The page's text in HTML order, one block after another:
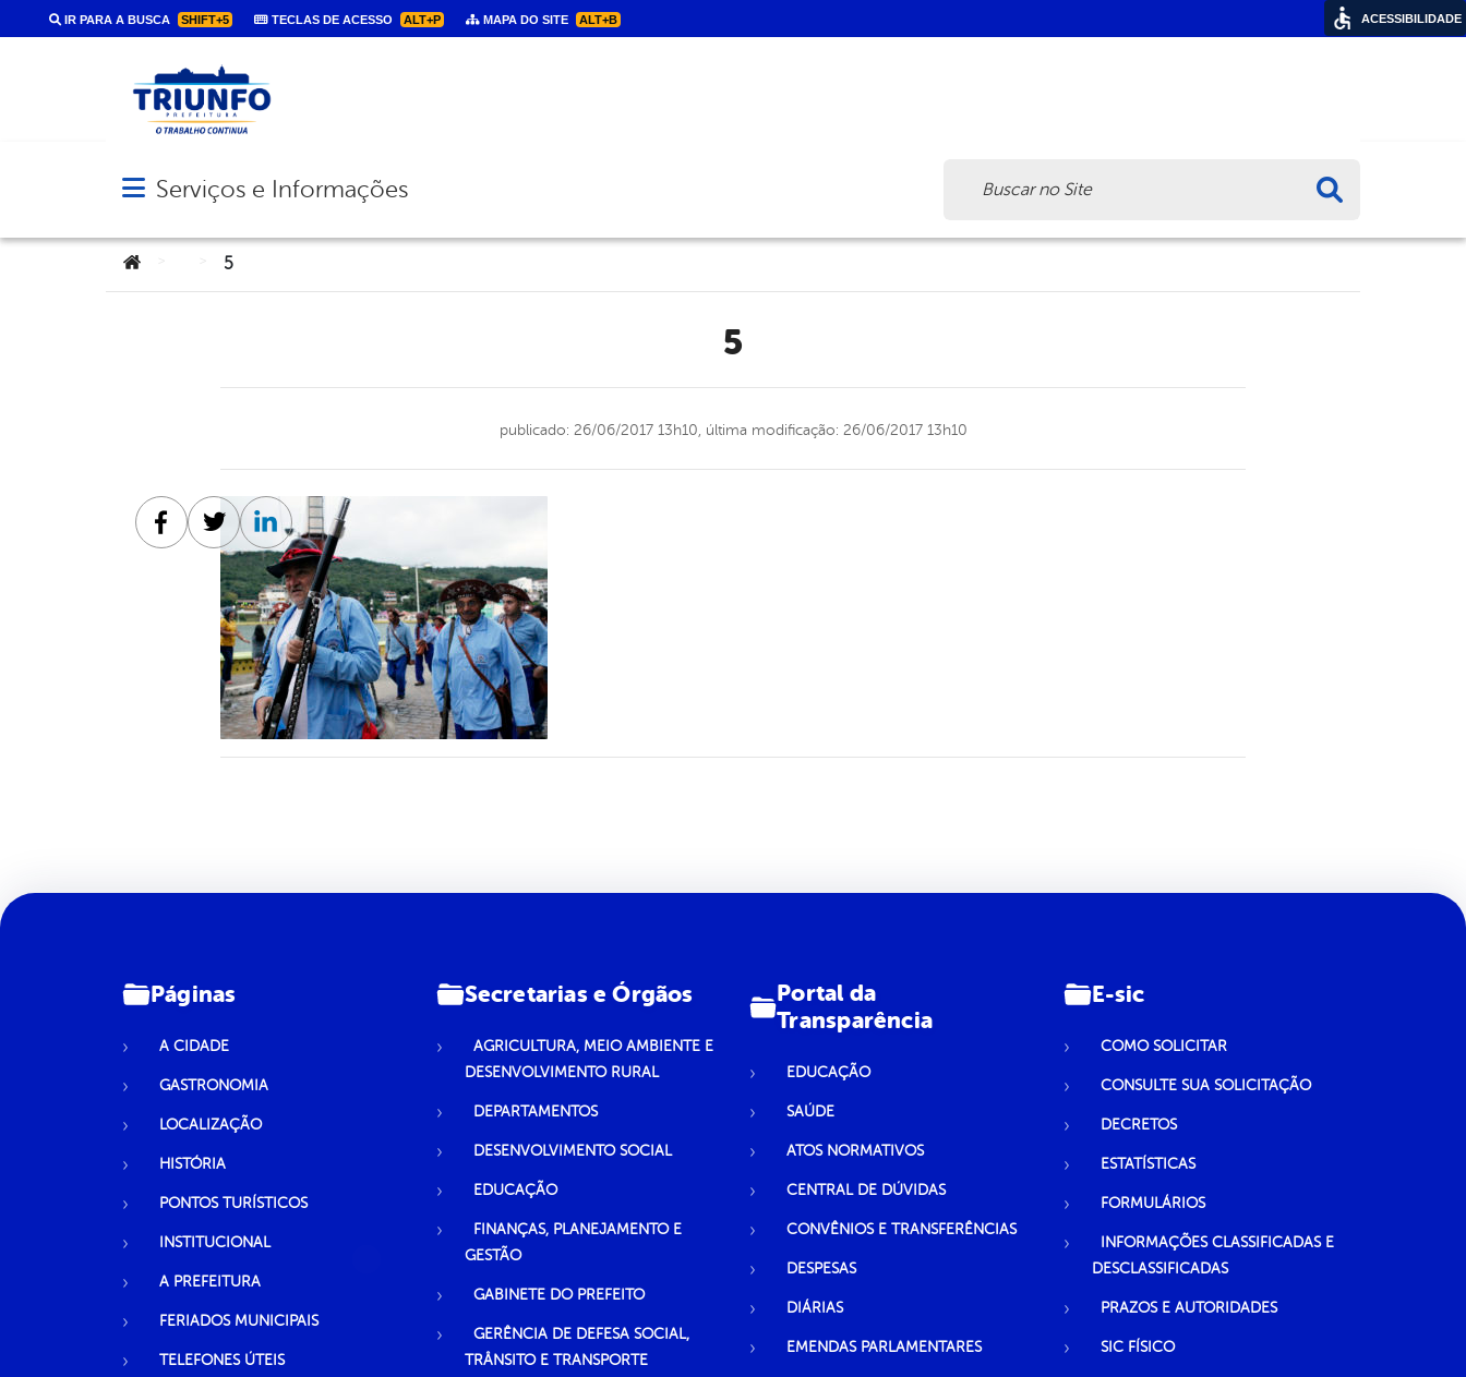
IR PARA A BUSCA SHIFT+5 TECLAS DE ACESSO ALT+P MAPA DO SITE ALT+B
Abrir menu principal de navegação
Serviços e Informações
Você está aqui:
5
5
publicado: 26/06/2017 13h10, última modificação: 26/06/2017 13h10
Facebook
TwitterLinkedin
Páginas
A CIDADE
GASTRONOMIA
LOCALIZAÇÃO
HISTÓRIA
PONTOS TURÍSTICOS
INSTITUCIONAL
A PREFEITURA
FERIADOS MUNICIPAIS
TELEFONES ÚTEIS
Secretarias e Órgãos
AGRICULTURA, MEIO AMBIENTE E
DESENVOLVIMENTO RURAL
DEPARTAMENTOS
DESENVOLVIMENTO SOCIAL
EDUCAÇÃO
FINANÇAS, PLANEJAMENTO E
GESTÃO
GABINETE DO PREFEITO
GERÊNCIA DE DEFESA SOCIAL,
TRÂNSITO E TRANSPORTE
Portal da
Transparência
EDUCAÇÃO
SAÚDE
ATOS NORMATIVOS
CENTRAL DE DÚVIDAS
CONVÊNIOS E TRANSFERÊNCIAS
DESPESAS
DIÁRIAS
EMENDAS PARLAMENTARES
E-sic
COMO SOLICITAR
CONSULTE SUA SOLICITAÇÃO
DECRETOS
ESTATÍSTICAS
FORMULÁRIOS
INFORMAÇÕES CLASSIFICADAS E
DESCLASSIFICADAS
PRAZOS E AUTORIDADES
SIC FÍSICO
ACESSIBILIDADE